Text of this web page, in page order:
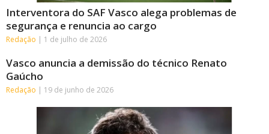
Interventora do SAF Vasco alega problemas de
segurança e renuncia ao cargo
Redação 1 de julho de 2026
Vasco anuncia a demissão do técnico Renato
Gaúcho
Redação 19 de junho de 2026